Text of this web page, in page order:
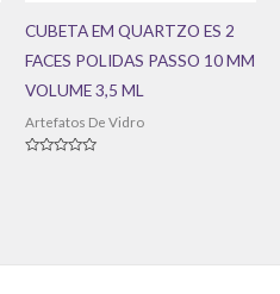
CUBETA EM QUARTZO ES 2
FACES POLIDAS PASSO 10 MM
VOLUME 3,5 ML
Artefatos De Vidro